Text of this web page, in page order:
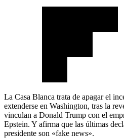
La Casa Blanca trata de apagar el
extenderse en Washington, tras la
vinculan a Donald Trump con el
Epstein. Y afirma que las últimas
presidente son «fake news».